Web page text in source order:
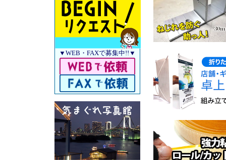
▼WEB・FAXで募集中!!▼